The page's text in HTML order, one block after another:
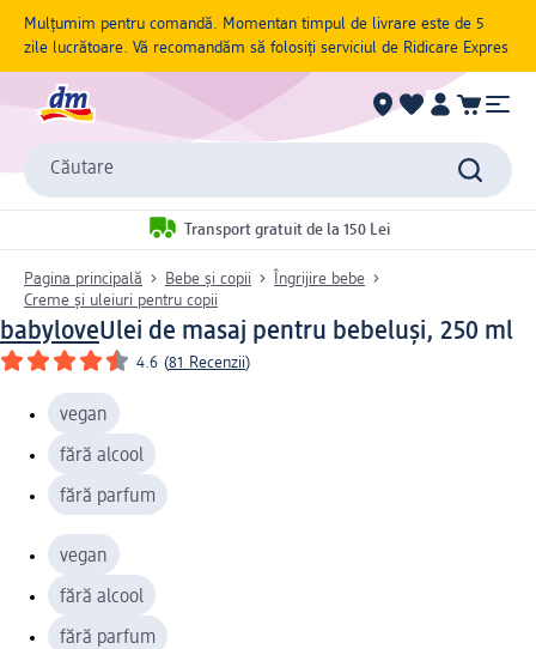
Mulțumim pentru comandă. Momentan timpul de livrare este de 5
zile lucrătoare. Vă recomandăm să folosiți serviciul de Ridicare Expres
Căutare
Transport gratuit de la 150 Lei
Pagina principală Bebe și copii
Îngrijire bebe
Creme și uleiuri pentru copii
babyloveUlei de masaj pentru bebeluși, 250 ml
4.6 (81 Recenzii)
vegan
fără alcool
fără parfum
vegan
fără alcool
fără parfum